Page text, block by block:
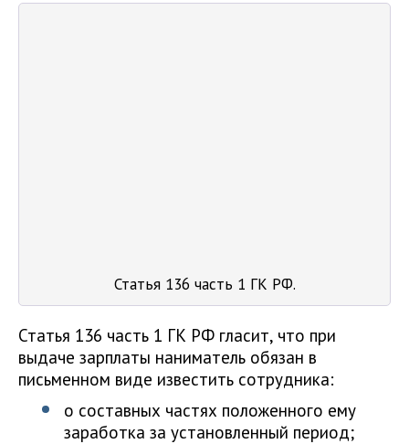
Статья 136 часть 1 ГК РФ.
Статья 136 часть 1 ГК РФ гласит, что при
выдаче зарплаты наниматель обязан в
письменном виде известить сотрудника:
о составных частях положенного ему
заработка за установленный период;